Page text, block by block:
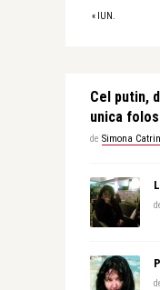
« IUN.
Cel putin,
unica
de Simona